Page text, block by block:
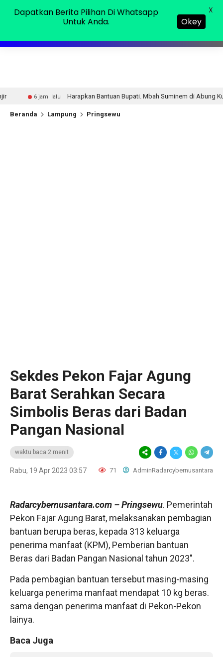
Bantuan Bupati. Mbah Suminem di Abung Kunang Tinggal di Gubuk
Beranda Lampung Pringsewu
Sekdes Pekon Fajar Agung
Barat Serahkan Secara
Simbolis Beras dari Badan
Pangan Nasional
waktu baca 2 menit
Rabu, 19 Apr 2023 03:57 71 AdminRadarcybernusantara
Radarcybernusantara.com – Pringsewu. Pemerintah
Pekon Fajar Agung Barat, melaksanakan pembagian
bantuan berupa beras, kepada 313 keluarga
penerima manfaat (KPM), Pemberian bantuan
Beras dari Badan Pangan Nasional tahun 2023″.
Pada pembagian bantuan tersebut masing-masing
keluarga penerima manfaat mendapat 10 kg beras.
sama dengan penerima manfaat di Pekon-Pekon
lainya.
Baca Juga
Dapatkan Berita Pilihan Di Whatsapp
Untuk Anda.
Okey
X